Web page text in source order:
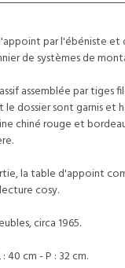
par l'ébéniste et
de systèmes de
assemblée par tiges
le dossier sont garnis et
chiné rouge et
la table d'appoint
cosy.
circa 1965.
40 cm - P : 32 cm.